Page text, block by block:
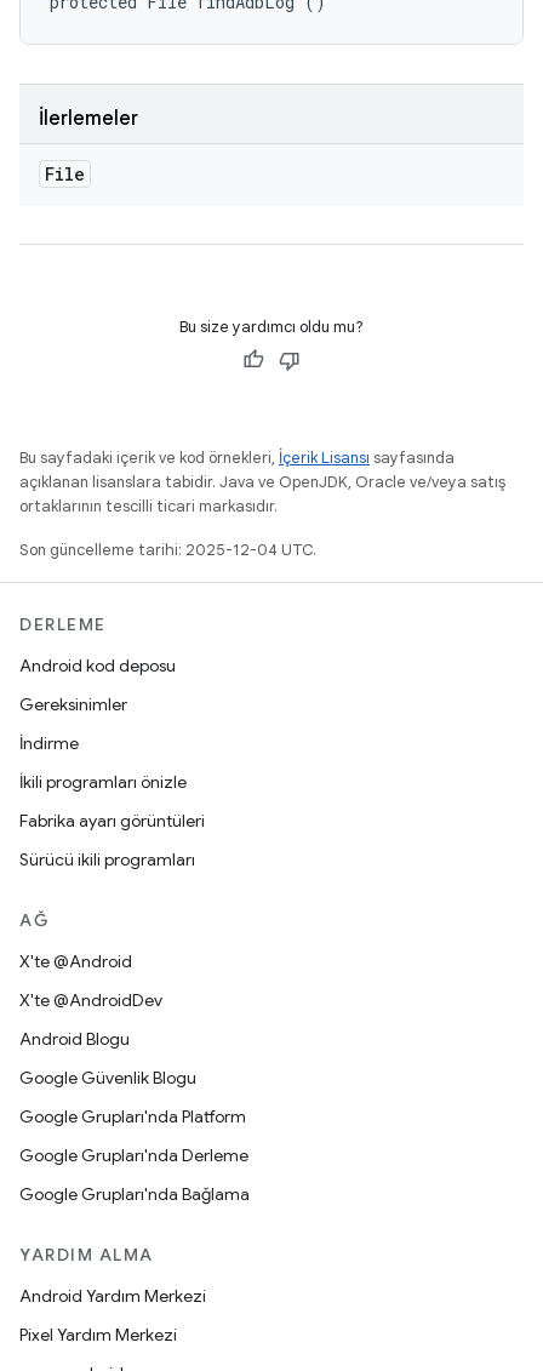
İlerlemeler
File
Bu size yardımcı oldu mu?
Bu sayfadaki içerik ve kod örnekleri, İçerik Lisansı sayfasında
açıklanan lisanslara tabidir. Java ve OpenJDK, Oracle ve/veya satış
ortaklarının tescilli ticari markasıdır.
Son güncelleme tarihi: 2025-12-04 UTC.
DERLEME
Android kod deposu
Gereksinimler
İndirme
İkili programları önizle
Fabrika ayarı görüntüleri
Sürücü ikili programları
AĞ
X'te @Android
X'te @AndroidDev
Android Blogu
Google Güvenlik Blogu
Google Grupları'nda Platform
Google Grupları'nda Derleme
Google Grupları'nda Bağlama
YARDIM ALMA
Android Yardım Merkezi
Pixel Yardım Merkezi